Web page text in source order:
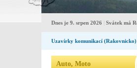
Dnes je 9. srpen 2026 Svátek má
Uzavírky komunikací (Rakovnicko)
Auto, Moto